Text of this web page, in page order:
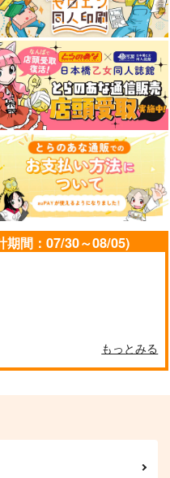
期間：07/30～08/05)
もっとみる